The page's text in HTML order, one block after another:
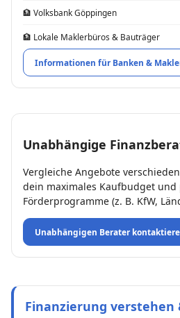
🏦 Volksbank Göppingen
🏦 Lokale Maklerbüros & Bauträger
Informationen für Banken &
Unabhängige
Vergleiche Angebote
dein maximales Kaufbudget
Förderprogramme (z. B. KfW,
Unabhängigen Berater
Finanzierung verstehen